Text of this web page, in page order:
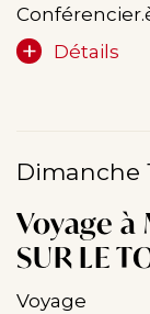
Détails
Dimanche
Voyage à
SUR LE
Voyage